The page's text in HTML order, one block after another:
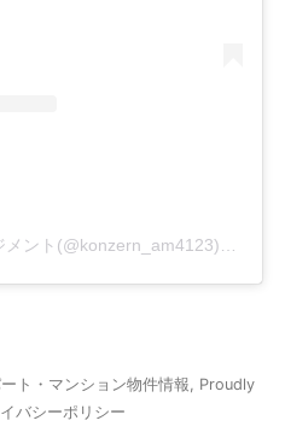
ト・マンション物件情報, Proudly
バシーポリシー